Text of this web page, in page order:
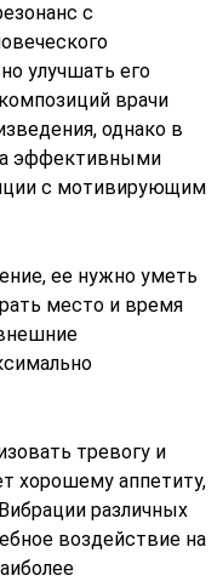
с
улучшать его
врачи
однако в
эффективными
с мотивирующим
ее нужно уметь
место и время
тревогу и
хорошему аппетиту,
различных
воздействие на